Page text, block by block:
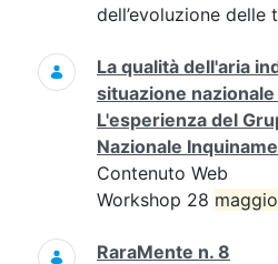
dell’evoluzione
La qualità dell'aria
situazione
L'esperienza del
Nazionale
Contenuto Web
Workshop 28 maggio
RaraMente n. 8